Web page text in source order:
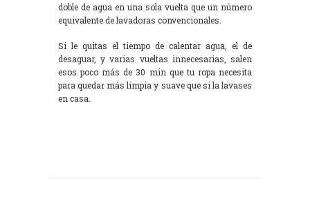
doble de agua en una sola vuelta que un número
equivalente de lavadoras convencionales.
Si le quitas el tiempo de calentar agua, el de
desaguar, y varias vueltas innecesarias, salen
esos poco más de 30 min que tu ropa necesita
para quedar más limpia y suave que si la lavases
en casa.